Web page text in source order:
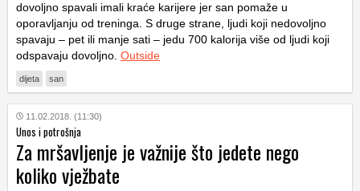
dovoljno spavali imali kraće karijere jer san pomaže u
oporavljanju od treninga. S druge strane, ljudi koji nedovoljno
spavaju – pet ili manje sati – jedu 700 kalorija više od ljudi koji
odspavaju dovoljno. Outside
dijeta san
11.02.2018. (11:30)
Unos i potrošnja
Za mršavljenje je važnije što jedete nego
koliko vježbate